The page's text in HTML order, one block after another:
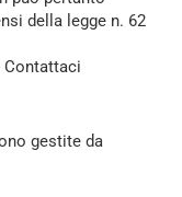
della legge n. 62
Contattaci
gestite da